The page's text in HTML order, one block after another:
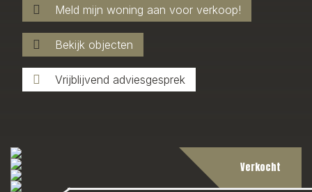
Meld mijn woning aan voor verkoop!
Bekijk objecten
Vrijblijvend adviesgesprek
Verkocht